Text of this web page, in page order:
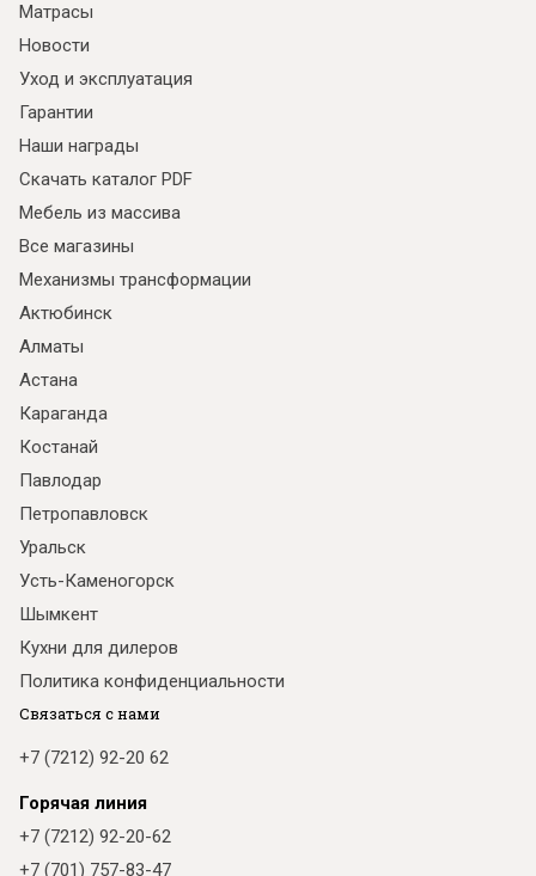
Матрасы
Новости
Уход и эксплуатация
Гарантии
Наши награды
Скачать каталог PDF
Мебель из массива
Все магазины
Механизмы трансформации
Актюбинск
Алматы
Астана
Караганда
Костанай
Павлодар
Петропавловск
Уральск
Усть-Каменогорск
Шымкент
Кухни для дилеров
Политика конфиденциальности
Связаться с нами
+7 (7212) 92-20 62
Горячая линия
+7 (7212) 92-20-62
+7 (701) 757-83-47